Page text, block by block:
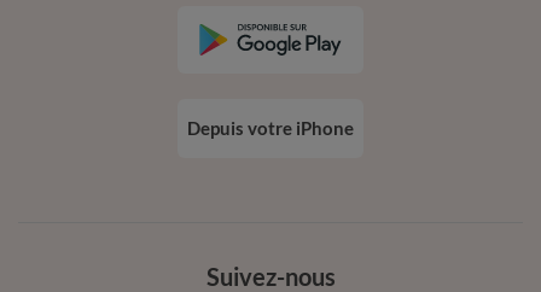
Suivez-nous
Depuis votre iPhone